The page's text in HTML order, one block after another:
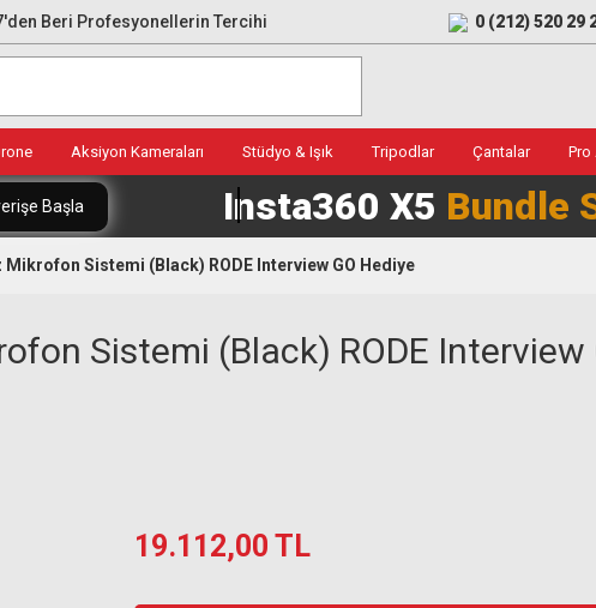
Beri Profesyonellerin Tercihi 0 (212) 520 29
Aksiyon Kameraları Stüdyo & Işık Tripodlar Çantalar Pro
Başla Insta360 X5 Bundle
Mikrofon Sistemi (Black) RODE Interview GO Hediye
Sistemi (Black) RODE Interview
19.112,00 TL